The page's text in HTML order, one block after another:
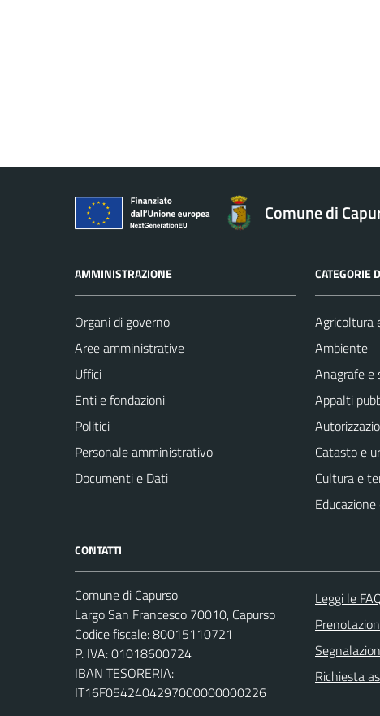
Comune di
AMMINISTRAZIONE
Organi di governo
Aree amministrative
Uffici
Enti e fondazioni
Politici
Personale amministrativo
Documenti e Dati
CATEGORIE
Agricoltura
Ambiente
Anagrafe e
Appalti
Catasto e
Cultura e
CONTATTI
Comune di Capurso
Largo San Francesco 70010, Capurso
Codice fiscale: 80015110721
P. IVA: 01018600724
IBAN TESORERIA:
IT16F0542404297000000000226
Leggi le
Richiesta